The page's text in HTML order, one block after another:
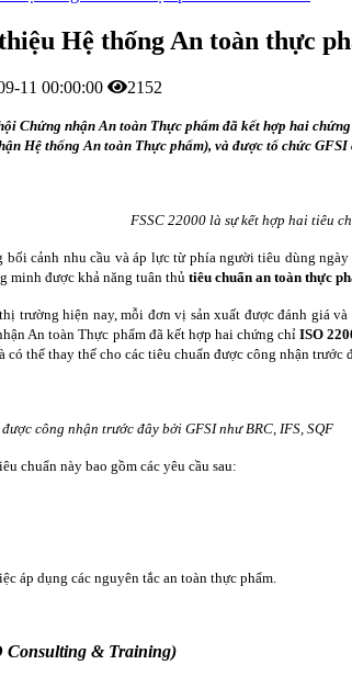
Hệ thống An toàn thực
11 00:00:00 2152
Chứng nhận An toàn Thực phẩm đã kết hợp hai chứng
Hệ thống An toàn Thực phẩm), và được tổ chức GFSI
FSSC 22000 là sự kết hợp hai tiêu
bối cảnh nhu cầu và áp lực từ phía người tiêu dùng
minh được khả năng tuân thủ tiêu chuẩn an toàn thực
trường hiện nay, mỗi đơn vị sản xuất được đánh giá
An toàn Thực phẩm đã kết hợp hai chứng chỉISO
thể thay thế cho các tiêu chuẩn được công nhận trước
công nhận trước đây bởi GFSI như BRC, IFS, SQF
chuẩn này bao gồm các yêu cầu sau:
áp dụng các nguyên tắc an toàn thực phẩm.
Consulting & Training)